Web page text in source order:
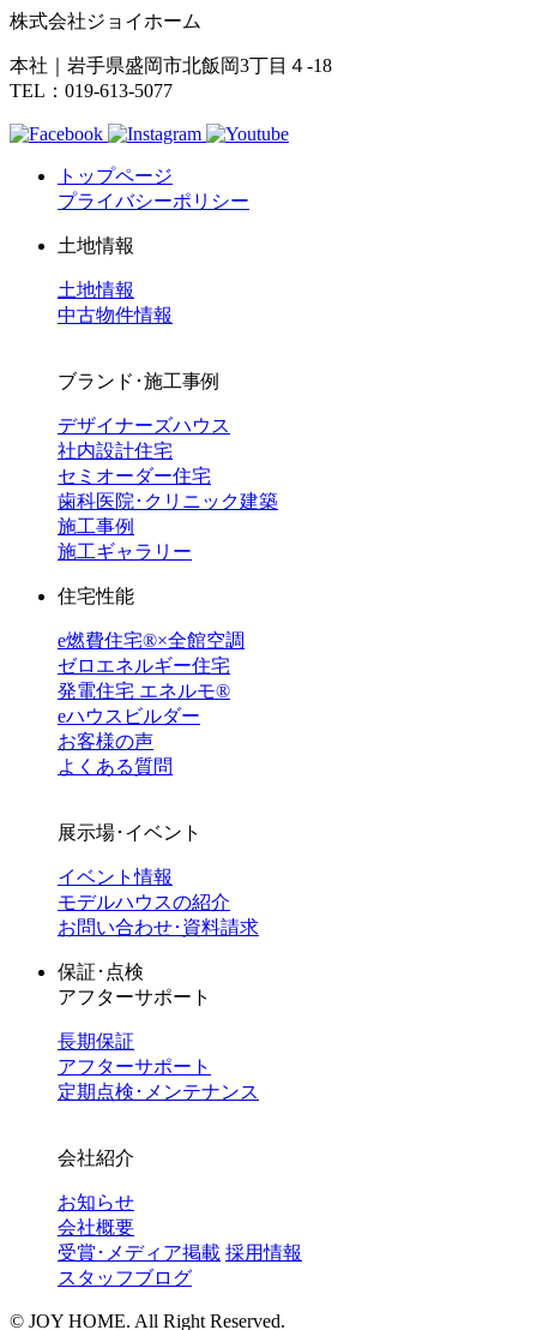
株式会社ジョイホーム
本社｜岩手県盛岡市北飯岡3丁目４-18
TEL：019-613-5077
トップページ
プライバシーポリシー
土地情報
土地情報
中古物件情報
ブランド･施工事例
デザイナーズハウス
社内設計住宅
セミオーダー住宅
歯科医院･クリニック建築
施工事例
施工ギャラリー
住宅性能
e燃費住宅®︎×全館空調
ゼロエネルギー住宅
発電住宅 エネルモ®
eハウスビルダー
お客様の声
よくある質問
展示場･イベント
イベント情報
モデルハウスの紹介
お問い合わせ･資料請求
保証･点検
アフターサポート
長期保証
アフターサポート
定期点検･メンテナンス
会社紹介
お知らせ
会社概要
受賞･メディア掲載 採用情報
スタッフブログ
©︎ JOY HOME. All Right Reserved.